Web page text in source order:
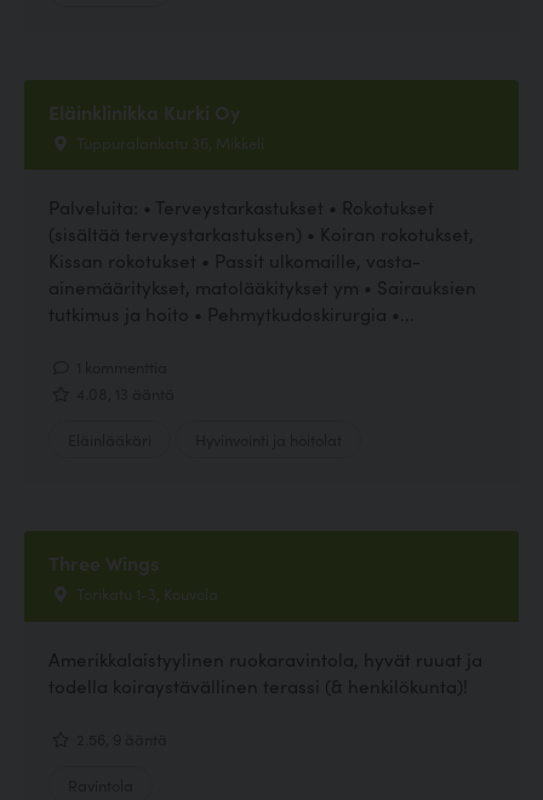
Eläinklinikka Kurki Oy
Tuppuralankatu 36, Mikkeli
Palveluita: • Terveystarkastukset • Rokotukset
(sisältää terveystarkastuksen) • Koiran rokotukset,
Kissan rokotukset • Passit ulkomaille, vasta-
ainemääritykset, matolääkitykset ym • Sairauksien
tutkimus ja hoito • Pehmytkudoskirurgia •...
Three Wings
Torikatu 1-3, Kouvola
Amerikkalaistyylinen ruokaravintola, hyvät ruuat ja
todella koiraystävällinen terassi (& henkilökunta)!